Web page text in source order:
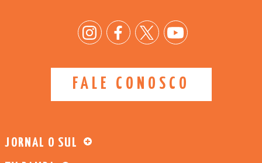
FALE CONOSCO
JORNAL O SUL